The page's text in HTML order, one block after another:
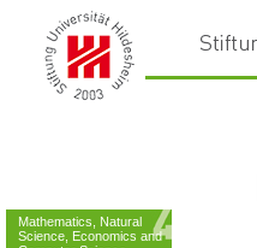
Mathematics, Natural
Science, Economics and